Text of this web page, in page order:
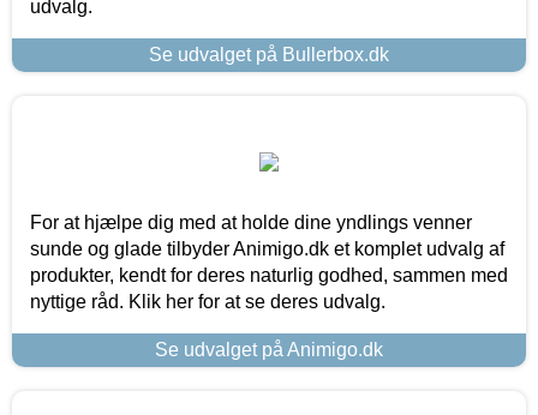
udvalg.
Se udvalget på Bullerbox.dk
For at hjælpe dig med at holde dine yndlings venner
sunde og glade tilbyder Animigo.dk et komplet udvalg af
produkter, kendt for deres naturlig godhed, sammen med
nyttige råd. Klik her for at se deres udvalg.
Se udvalget på Animigo.dk